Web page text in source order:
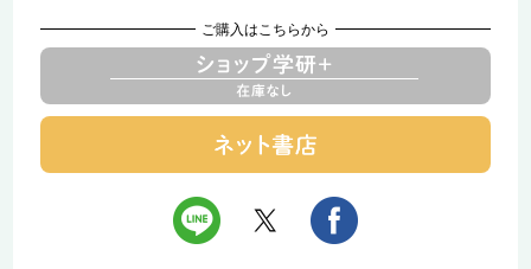
ご購入はこちらから